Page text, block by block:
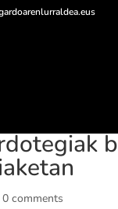
0 comments